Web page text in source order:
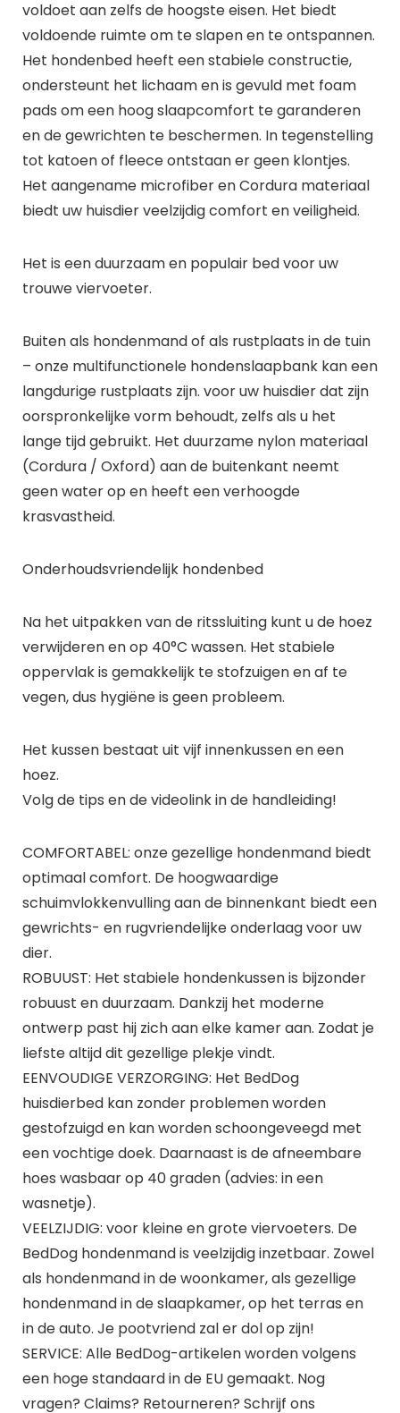
voldoet aan zelfs de hoogste eisen. Het biedt
voldoende ruimte om te slapen en te ontspannen.
Het hondenbed heeft een stabiele constructie,
ondersteunt het lichaam en is gevuld met foam
pads om een hoog slaapcomfort te garanderen
en de gewrichten te beschermen. In tegenstelling
tot katoen of fleece ontstaan er geen klontjes.
Het aangename microfiber en Cordura materiaal
biedt uw huisdier veelzijdig comfort en veiligheid.
Het is een duurzaam en populair bed voor uw
trouwe viervoeter.
Buiten als hondenmand of als rustplaats in de tuin
– onze multifunctionele hondenslaapbank kan een
langdurige rustplaats zijn. voor uw huisdier dat zijn
oorspronkelijke vorm behoudt, zelfs als u het
lange tijd gebruikt. Het duurzame nylon materiaal
(Cordura / Oxford) aan de buitenkant neemt
geen water op en heeft een verhoogde
krasvastheid.
Onderhoudsvriendelijk hondenbed
Na het uitpakken van de ritssluiting kunt u de hoez
verwijderen en op 40°C wassen. Het stabiele
oppervlak is gemakkelijk te stofzuigen en af te
vegen, dus hygiëne is geen probleem.
Het kussen bestaat uit vijf innenkussen en een
hoez.
Volg de tips en de videolink in de handleiding!
COMFORTABEL: onze gezellige hondenmand biedt
optimaal comfort. De hoogwaardige
schuimvlokkenvulling aan de binnenkant biedt een
gewrichts- en rugvriendelijke onderlaag voor uw
dier.
ROBUUST: Het stabiele hondenkussen is bijzonder
robuust en duurzaam. Dankzij het moderne
ontwerp past hij zich aan elke kamer aan. Zodat je
liefste altijd dit gezellige plekje vindt.
EENVOUDIGE VERZORGING: Het BedDog
huisdierbed kan zonder problemen worden
gestofzuigd en kan worden schoongeveegd met
een vochtige doek. Daarnaast is de afneembare
hoes wasbaar op 40 graden (advies: in een
wasnetje).
VEELZIJDIG: voor kleine en grote viervoeters. De
BedDog hondenmand is veelzijdig inzetbaar. Zowel
als hondenmand in de woonkamer, als gezellige
hondenmand in de slaapkamer, op het terras en
in de auto. Je pootvriend zal er dol op zijn!
SERVICE: Alle BedDog-artikelen worden volgens
een hoge standaard in de EU gemaakt. Nog
vragen? Claims? Retourneren? Schrijf ons